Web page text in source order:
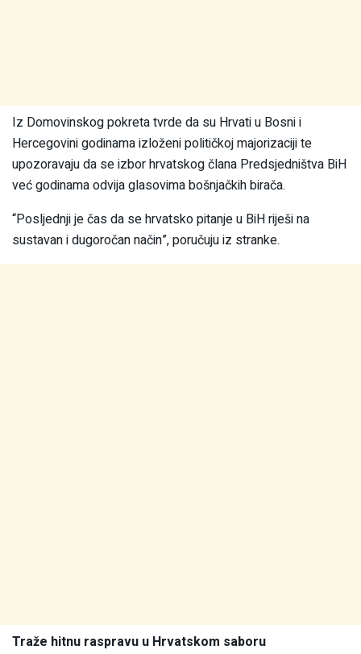
Iz Domovinskog pokreta tvrde da su Hrvati u Bosni i
Hercegovini godinama izloženi političkoj majorizaciji te
upozoravaju da se izbor hrvatskog člana Predsjedništva BiH
već godinama odvija glasovima bošnjačkih birača.
“Posljednji je čas da se hrvatsko pitanje u BiH riješi na
sustavan i dugoročan način”, poručuju iz stranke.
Traže hitnu raspravu u Hrvatskom saboru